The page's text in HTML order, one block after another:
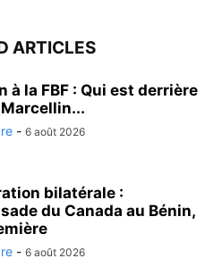
ARTICLES
à la FBF : Qui est derrière
- 6 août 2026
bilatérale :
du Canada au Bénin,
- 6 août 2026